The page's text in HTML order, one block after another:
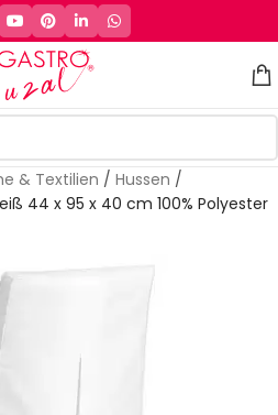
& Textilien / Hussen /
44 x 95 x 40 cm 100% Polyester